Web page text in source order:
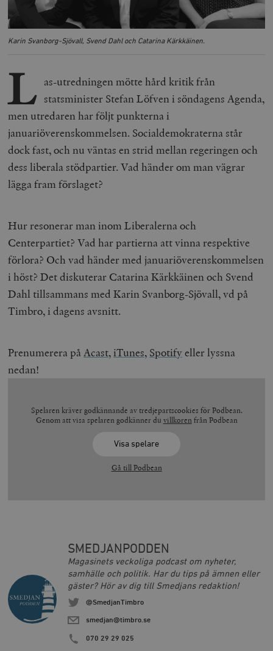
Karin Svanborg-Sjövall, Svend Dahl och Catarina Kärkkäinen.
L as-utredningen mötte hård kritik från
statsminister Stefan Löfven i söndagens Agenda,
men utredaren har följt punkterna i
januariöverenskommelsen. Socialdemokraterna står
dock fast, och nu väntas en strid mellan regeringen och
dess liberala stödpartier. Vad händer om man vägrar
lägga fram förslaget?
Hur resonerar man inom Liberalerna och
Centerpartiet? Vad har partierna att vinna respektive
förlora? Och vad händer med januariöverenskommelsen
i höst? Det diskuterar Catarina Kärkkäinen och Svend
Dahl tillsammans med Karin Svanborg-Sjövall, vd på
Timbro, i dagens avsnitt.
Prenumerera påAcast,iTunes, Spotifyeller lyssna
nedan!
Spelaren kräver godkännande av tredjepartscookies för Podbean.
Genom att visa spelaren godkänner du villkoren från Podbean
Visa spelare
Gå till Podbean
SMEDJANPODDEN
Magasinets veckoliga podcast om nyheter,
samhälle och politik. Har du tips på ämnen eller
gäster? Hör av dig till Smedjans redaktion!
@SmedjanTimbro
smedjan@timbro.se
070 29 29 025